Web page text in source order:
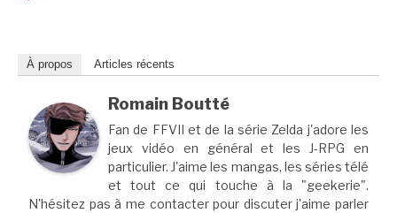
À propos Articles récents
Romain Boutté
Fan de FFVII et de la série Zelda j'adore les
jeux vidéo en général et les J-RPG en
particulier. J'aime les mangas, les séries télé
et tout ce qui touche à la "geekerie".
N'hésitez pas à me contacter pour discuter j'aime parler